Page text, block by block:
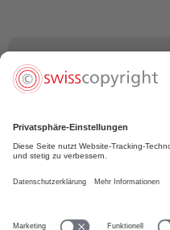
Thomas Wiesel (Komiker)